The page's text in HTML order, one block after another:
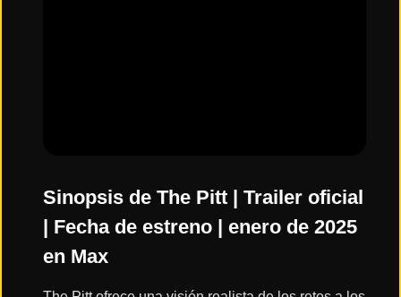
GÉNEROS
Sinopsis de The Pitt | Trailer oficial
| Fecha de estreno | enero de 2025
en Max